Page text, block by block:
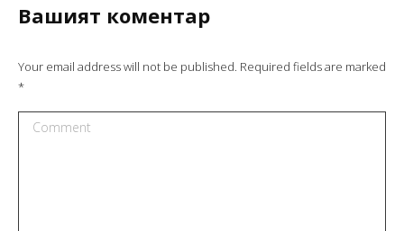
Вашият коментар
Your email address will not be published. Required fields are marked
*
Comment